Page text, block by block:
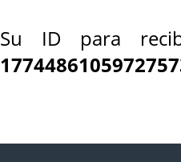
Su ID para